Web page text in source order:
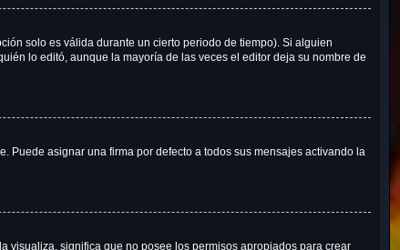
solo es válida durante un cierto periodo de tiempo). Si alguien
lo editó, aunque la mayoría de las veces el editor deja su nombre de
Puede asignar una firma por defecto a todos sus mensajes activando la
visualiza, significa que no posee los permisos apropiados para crear